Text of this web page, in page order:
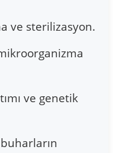
ve sterilizasyon.
ve genetik